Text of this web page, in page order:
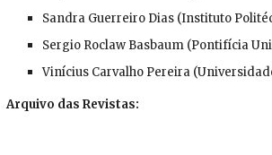
Sandra Guerreiro Dias (Instituto
Sergio Roclaw Basbaum (Pontifícia
Vinícius Carvalho Pereira
Arquivo das Revistas: